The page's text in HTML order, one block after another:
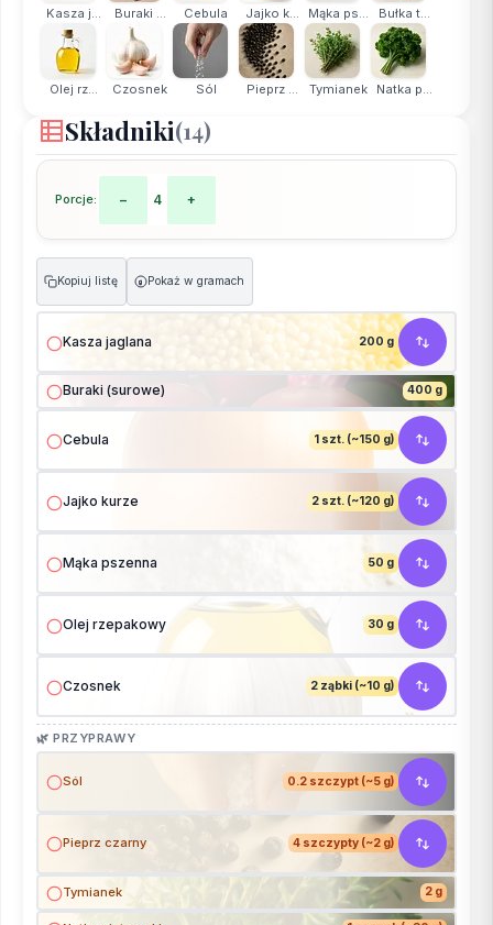
Kasza j... Buraki ... Cebula Jajko k... Mąka ps... Bułka t...
Olej rz... Czosnek Sól Pieprz ... Tymianek Natka p...
Składniki(14)
Porcje: − 4 +
Kopiuj listę g Pokaż w gramach
Kasza jaglana 200 g
Buraki (surowe) 400 g
Cebula 1 szt. (~150 g)
Jajko kurze 2 szt. (~120 g)
Mąka pszenna 50 g
Olej rzepakowy 30 g
Czosnek 2 ząbki (~10 g)
🌿 PRZYPRAWY
Sól 0.2 szczypt (~5 g)
Pieprz czarny 4 szczypty (~2 g)
Tymianek 2 g